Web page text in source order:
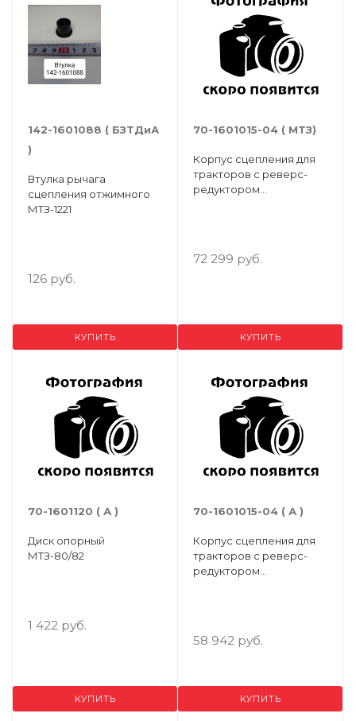
142-1601088 ( БЗТДиА
)
Втулка рычага
сцепления отжимного
МТЗ-1221
126 руб.
КУПИТЬ
70-1601015-04 ( МТЗ)
Корпус сцепления для
тракторов с реверс-
редуктором
72 299 руб.
КУПИТЬ
70-1601120 ( А )
Диск опорный
МТЗ-80/82
1 422 руб.
КУПИТЬ
70-1601015-04 ( А )
Корпус сцепления для
тракторов с реверс-
редуктором
58 942 руб.
КУПИТЬ